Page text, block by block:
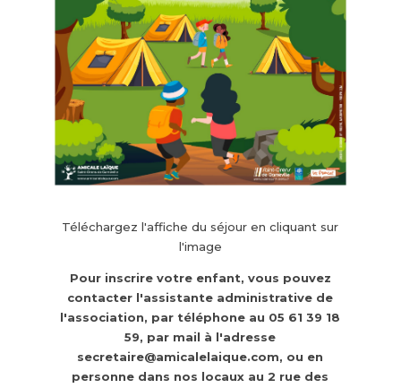
Téléchargez l'affiche du séjour en cliquant sur
l'image
Pour inscrire votre enfant, vous pouvez
contacter l'assistante administrative de
l'association, par téléphone au 05 61 39 18
59, par mail à l'adresse
secretaire@amicalelaique.com, ou en
personne dans nos locaux au 2 rue des